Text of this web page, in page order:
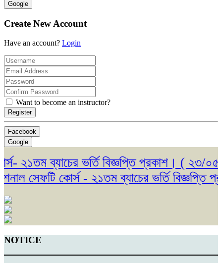
Google
Create New Account
Have an account? Login
Want to become an instructor?
Register
Facebook
Google
২১তম ব্যাচের ভর্তি বিজ্ঞপ্তি প্রকাশ। ( ২৩/০৫/
সেফটি কোর্স - ২১তম ব্যাচের ভর্তি বিজ্ঞপ্তি
NOTICE